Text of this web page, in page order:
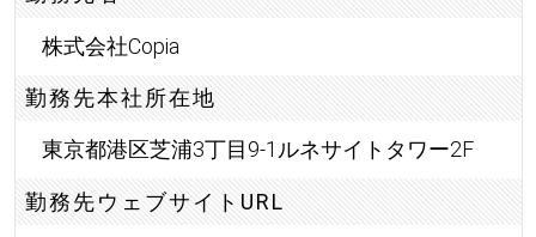
株式会社Copia
勤務先本社所在地
東京都港区芝浦3丁目9-1ルネサイトタワー2F
勤務先ウェブサイトURL